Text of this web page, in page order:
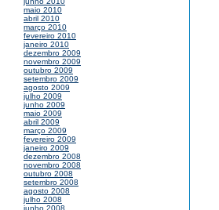
maio 2010
abril 2010
março 2010
fevereiro 2010
janeiro 2010
dezembro 2009
novembro 2009
outubro 2009
setembro 2009
agosto 2009
julho 2009
junho 2009
maio 2009
abril 2009
março 2009
fevereiro 2009
janeiro 2009
dezembro 2008
novembro 2008
outubro 2008
setembro 2008
agosto 2008
julho 2008